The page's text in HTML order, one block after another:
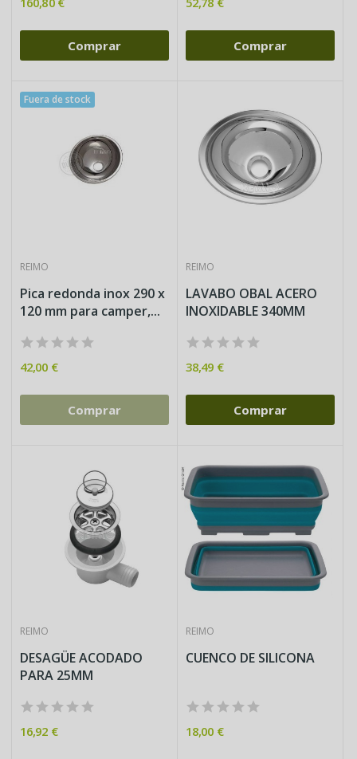
Comprar Comprar
Fuera de stock
REIMO
Pica redonda inox 290 x
120 mm para camper,...
42,00 €
Comprar
REIMO
LAVABO OBAL ACERO
INOXIDABLE 340MM
38,49 €
Comprar
REIMO
DESAGÜE ACODADO
PARA 25MM
16,92 €
REIMO
CUENCO DE SILICONA
18,00 €